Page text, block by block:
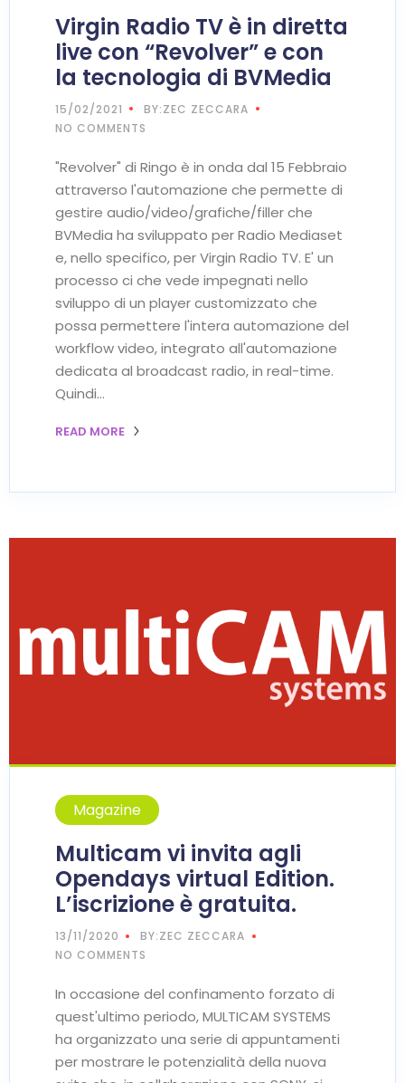
Virgin Radio TV è in diretta
live con “Revolver” e con
la tecnologia di BVMedia
15/02/2021
BY:ZEC ZECCARA
NO COMMENTS
"Revolver" di Ringo è in onda dal 15 Febbraio
attraverso l'automazione che permette di
gestire audio/video/grafiche/filler che
BVMedia ha sviluppato per Radio Mediaset
e, nello specifico, per Virgin Radio TV. E' un
processo ci che vede impegnati nello
sviluppo di un player customizzato che
possa permettere l'intera automazione del
workflow video, integrato all'automazione
dedicata al broadcast radio, in real-time.
Quindi…
READ MORE
Magazine
Multicam vi invita agli
Opendays virtual Edition.
L’iscrizione è gratuita.
13/11/2020
BY:ZEC ZECCARA
NO COMMENTS
In occasione del confinamento forzato di
quest'ultimo periodo, MULTICAM SYSTEMS
ha organizzato una serie di appuntamenti
per mostrare le potenzialità della nuova